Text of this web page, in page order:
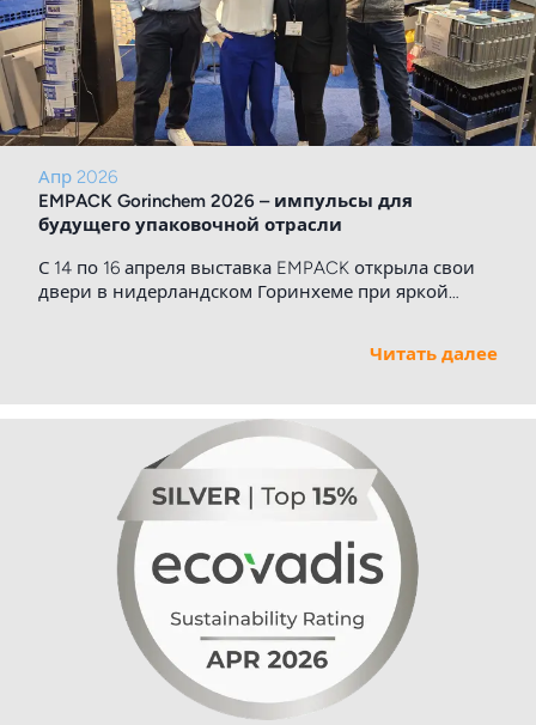
Апр 2026
EMPACK Gorinchem 2026 – импульсы для
будущего упаковочной отрасли
С 14 по 16 апреля выставка EMPACK открыла свои
двери в нидерландском Горинхеме при яркой
индустрии. Cartonplast на месте: Андре Хазельхофф,
Роллингер.
Читать далее